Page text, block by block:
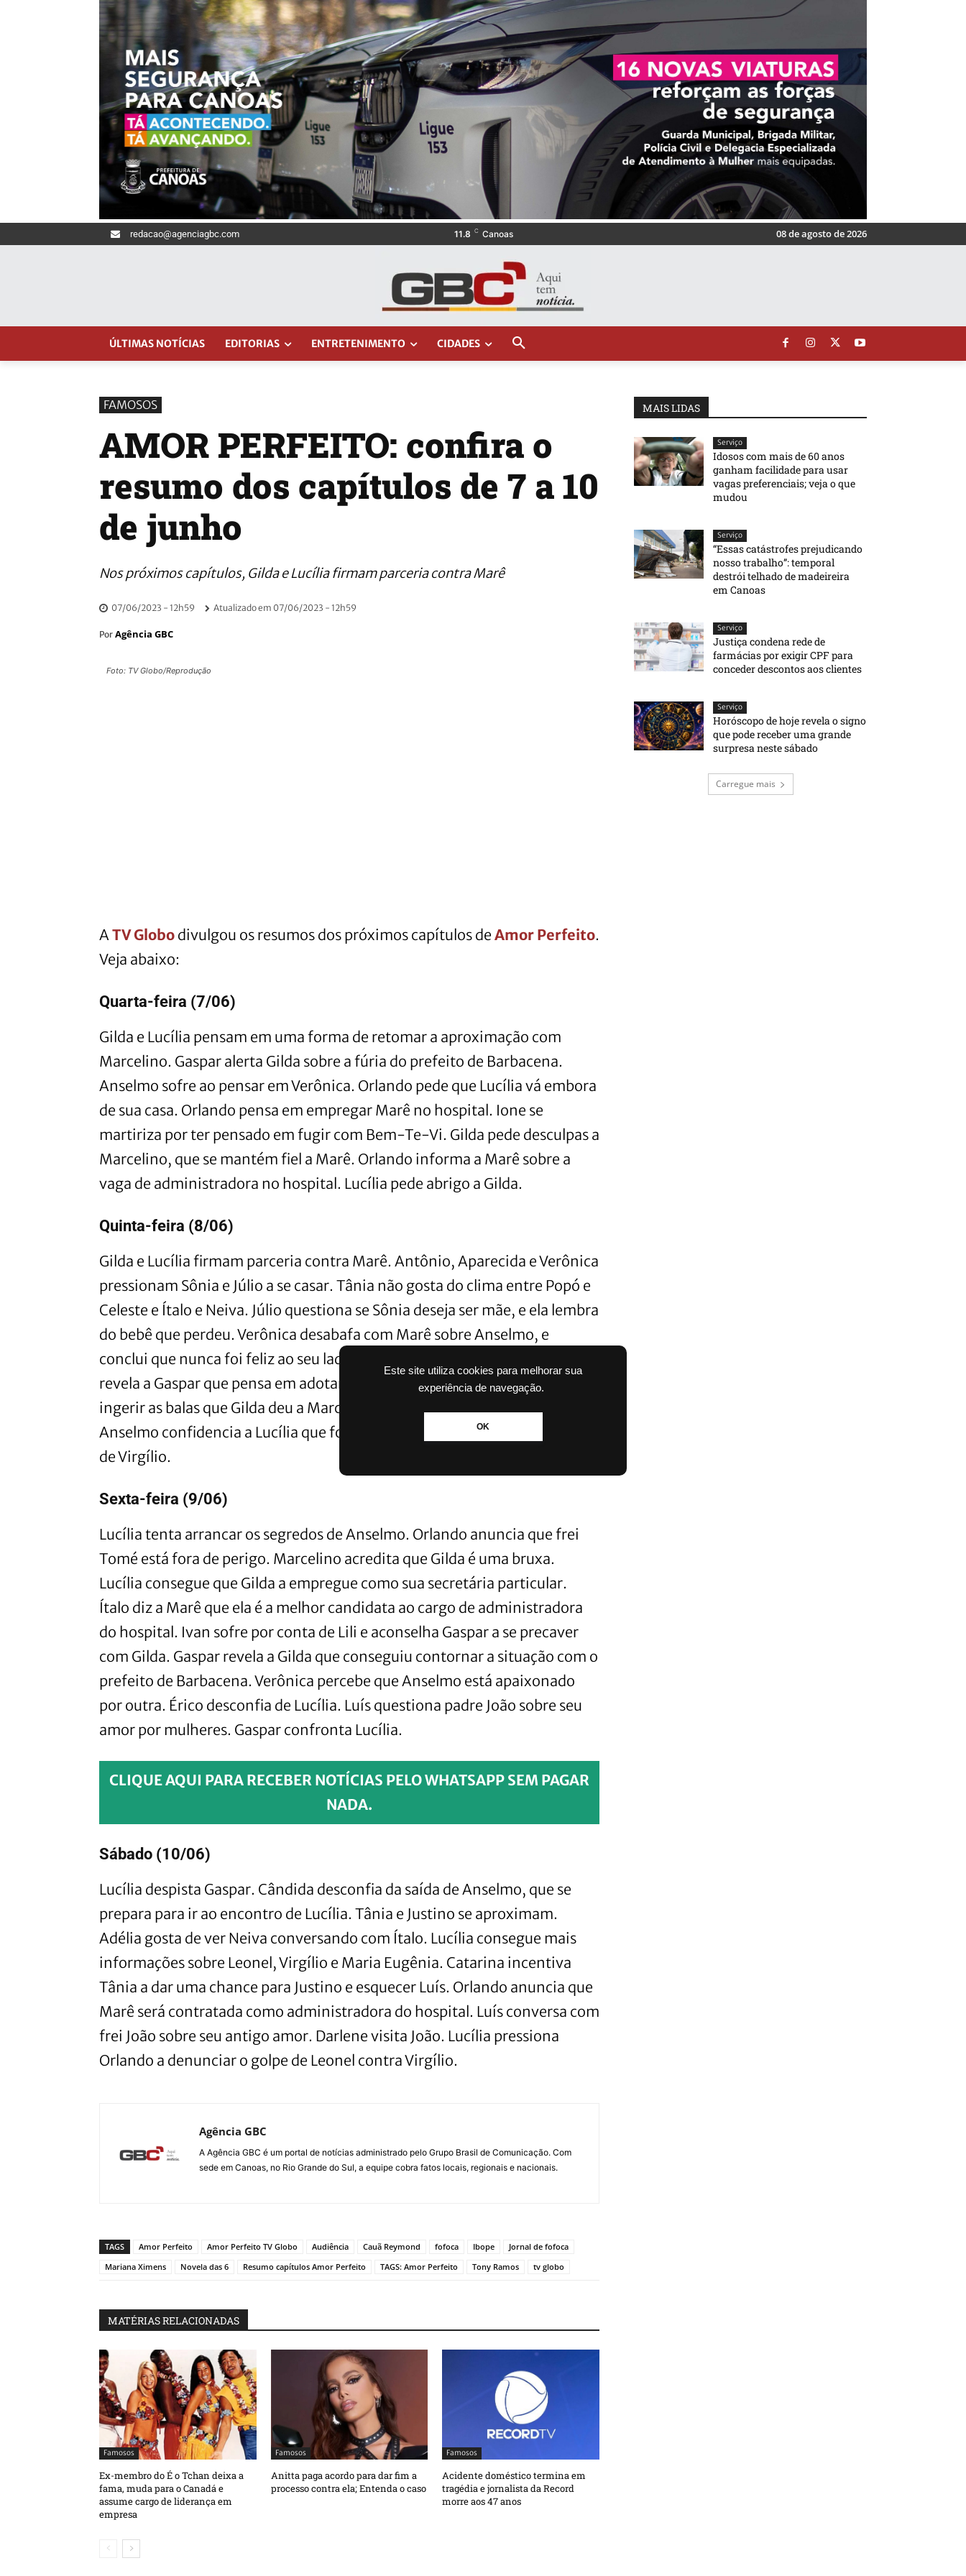
Este site utiliza cookies para melhorar sua
experiência de navegação.
OK
redacao@agenciagbc.com 11.8 C Canoas 08 de agosto de 2026
ÚLTIMAS NOTÍCIAS EDITORIAS ENTRETENIMENTO CIDADES
FAMOSOS
AMOR PERFEITO: confira o
resumo dos capítulos de 7 a 10
de junho
Nos próximos capítulos, Gilda e Lucília firmam parceria contra Marê
07/06/2023 - 12h59 Atualizado em 07/06/2023 - 12h59
Por Agência GBC
Foto: TV Globo/Reprodução
A TV Globo divulgou os resumos dos próximos capítulos de Amor Perfeito.
Veja abaixo:
Quarta-feira (7/06)
Gilda e Lucília pensam em uma forma de retomar a aproximação com
Marcelino. Gaspar alerta Gilda sobre a fúria do prefeito de Barbacena.
Anselmo sofre ao pensar em Verônica. Orlando pede que Lucília vá embora
de sua casa. Orlando pensa em empregar Marê no hospital. Ione se
martiriza por ter pensado em fugir com Bem-Te-Vi. Gilda pede desculpas a
Marcelino, que se mantém fiel a Marê. Orlando informa a Marê sobre a
vaga de administradora no hospital. Lucília pede abrigo a Gilda.
Quinta-feira (8/06)
Gilda e Lucília firmam parceria contra Marê. Antônio, Aparecida e Verônica
pressionam Sônia e Júlio a se casar. Tânia não gosta do clima entre Popó e
Celeste e Ítalo e Neiva. Júlio questiona se Sônia deseja ser mãe, e ela lembra
do bebê que perdeu. Verônica desabafa com Marê sobre Anselmo, e
conclui que nunca foi feliz ao seu lado. Anselmo pensa em Lucília. Gilda
revela a Gaspar que pensa em adotar Marcelino. Tomé passa mal após
ingerir as balas que Gilda deu a Marcelino, e Orlando decide internar o frei.
Anselmo confidencia a Lucília que foi ele quem ajudou Leonel a se afastar
de Virgílio.
Sexta-feira (9/06)
Lucília tenta arrancar os segredos de Anselmo. Orlando anuncia que frei
Tomé está fora de perigo. Marcelino acredita que Gilda é uma bruxa.
Lucília consegue que Gilda a empregue como sua secretária particular.
Ítalo diz a Marê que ela é a melhor candidata ao cargo de administradora
do hospital. Ivan sofre por conta de Lili e aconselha Gaspar a se precaver
com Gilda. Gaspar revela a Gilda que conseguiu contornar a situação com o
prefeito de Barbacena. Verônica percebe que Anselmo está apaixonado
por outra. Érico desconfia de Lucília. Luís questiona padre João sobre seu
amor por mulheres. Gaspar confronta Lucília.
CLIQUE AQUI PARA RECEBER NOTÍCIAS PELO WHATSAPP SEM PAGAR
NADA.
Sábado (10/06)
Lucília despista Gaspar. Cândida desconfia da saída de Anselmo, que se
prepara para ir ao encontro de Lucília. Tânia e Justino se aproximam.
Adélia gosta de ver Neiva conversando com Ítalo. Lucília consegue mais
informações sobre Leonel, Virgílio e Maria Eugênia. Catarina incentiva
Tânia a dar uma chance para Justino e esquecer Luís. Orlando anuncia que
Marê será contratada como administradora do hospital. Luís conversa com
frei João sobre seu antigo amor. Darlene visita João. Lucília pressiona
Orlando a denunciar o golpe de Leonel contra Virgílio.
Agência GBC
A Agência GBC é um portal de notícias administrado pelo Grupo Brasil de Comunicação. Com
sede em Canoas, no Rio Grande do Sul, a equipe cobra fatos locais, regionais e nacionais.
TAGS Amor Perfeito Amor Perfeito TV Globo Audiência Cauã Reymond fofoca Ibope
Jornal de fofoca
Mariana Ximens
Novela das 6 Resumo capítulos Amor Perfeito TAGS: Amor Perfeito Tony Ramos tv globo
MATÉRIAS RELACIONADAS
Famosos
Ex-membro do É o Tchan deixa a
fama, muda para o Canadá e
assume cargo de liderança em
empresa
Famosos
Anitta paga acordo para dar fim a
processo contra ela; Entenda o caso
Famosos
Acidente doméstico termina em
tragédia e jornalista da Record
morre aos 47 anos
MAIS LIDAS
Serviço
Idosos com mais de 60 anos
ganham facilidade para usar
vagas preferenciais; veja o que
mudou
Serviço
“Essas catástrofes prejudicando
nosso trabalho”: temporal
destrói telhado de madeireira
em Canoas
Serviço
Justiça condena rede de
farmácias por exigir CPF para
conceder descontos aos clientes
Serviço
Horóscopo de hoje revela o signo
que pode receber uma grande
surpresa neste sábado
Carregue mais